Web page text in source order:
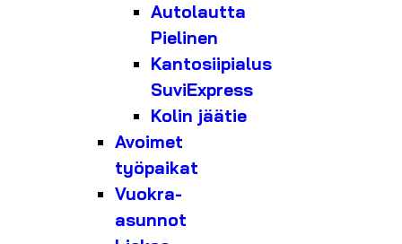
Autolautta
Pielinen
Kantosiipialus
SuviExpress
Kolin jäätie
Avoimet
työpaikat
Vuokra-
asunnot